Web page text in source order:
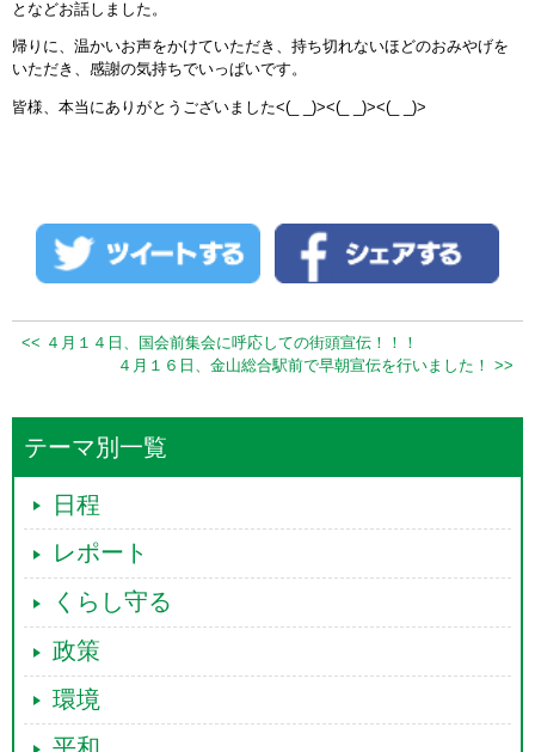
となどお話しました。
帰りに、温かいお声をかけていただき、持ち切れないほどのおみやげを
いただき、感謝の気持ちでいっぱいです。
皆様、本当にありがとうございました<(_ _)><(_ _)><(_ _)>
<< ４月１４日、国会前集会に呼応しての街頭宣伝！！！
４月１６日、金山総合駅前で早朝宣伝を行いました！ >>
テーマ別一覧
日程
レポート
くらし守る
政策
環境